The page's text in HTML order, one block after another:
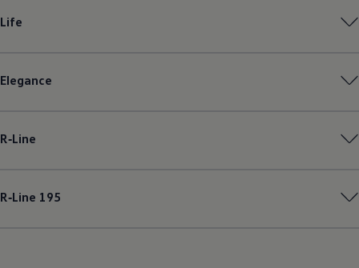
Life
Elegance
R‑Line
R‑Line 195